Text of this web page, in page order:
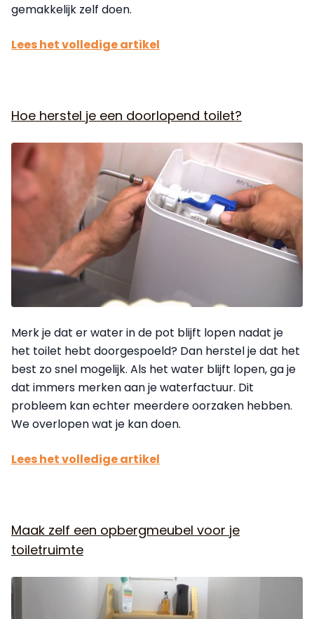
gemakkelijk zelf doen.
Lees het volledige artikel
Hoe herstel je een doorlopend toilet?
Merk je dat er water in de pot blijft lopen nadat je
het toilet hebt doorgespoeld? Dan herstel je dat het
best zo snel mogelijk. Als het water blijft lopen, ga je
dat immers merken aan je waterfactuur. Dit
probleem kan echter meerdere oorzaken hebben.
We overlopen wat je kan doen.
Lees het volledige artikel
Maak zelf een opbergmeubel voor je
toiletruimte